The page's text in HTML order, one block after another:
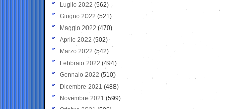
Luglio 2022 (562)
Giugno 2022 (521)
Maggio 2022 (470)
Aprile 2022 (502)
Marzo 2022 (542)
Febbraio 2022 (494)
Gennaio 2022 (510)
Dicembre 2021 (488)
Novembre 2021 (599)